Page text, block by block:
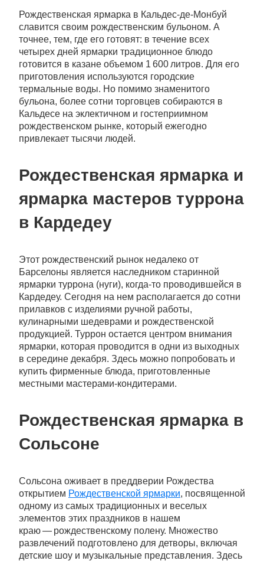
Рождественская ярмарка в Кальдес-де-Монбуй
славится своим рождественским бульоном. А
точнее, тем, где его готовят: в течение всех
четырех дней ярмарки традиционное блюдо
готовится в казане объемом 1 600 литров. Для его
приготовления используются городские
термальные воды. Но помимо знаменитого
бульона, более сотни торговцев собираются в
Кальдесе на эклектичном и гостеприимном
рождественском рынке, который ежегодно
привлекает тысячи людей.
Рождественская ярмарка и
ярмарка мастеров туррона
в Кардедеу
Этот рождественский рынок недалеко от
Барселоны является наследником старинной
ярмарки туррона (нуги), когда-то проводившейся в
Кардедеу. Сегодня на нем располагается до сотни
прилавков с изделиями ручной работы,
кулинарными шедеврами и рождественской
продукцией. Туррон остается центром внимания
ярмарки, которая проводится в одни из выходных
в середине декабря. Здесь можно попробовать и
купить фирменные блюда, приготовленные
местными мастерами-кондитерами.
Рождественская ярмарка в
Сольсоне
Сольсона оживает в преддверии Рождества
открытием Рождественской ярмарки, посвященной
одному из самых традиционных и веселых
элементов этих праздников в нашем
краю — рождественскому полену. Множество
развлечений подготовлено для детворы, включая
детские шоу и музыкальные представления. Здесь